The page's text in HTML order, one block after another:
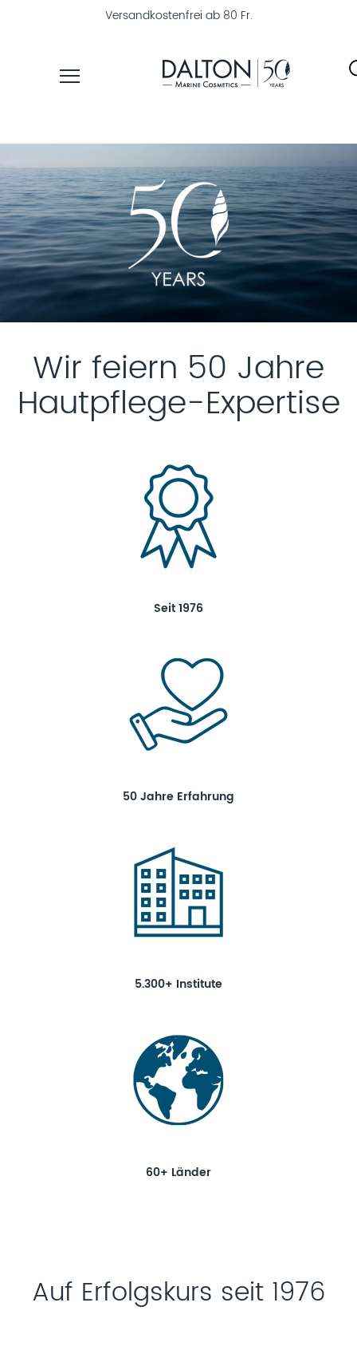
Versandkostenfrei ab 80 Fr.
PRODUKTFINDER
ÜBER
DALTON
MAGAZIN
INSTITUTSKOSMETIK
Wir feiern 50 Jahre
Hautpflege-Expertise
Seit 1976
50 Jahre Erfahrung
5.300+ Institute
60+ Länder
Auf Erfolgskurs seit 1976